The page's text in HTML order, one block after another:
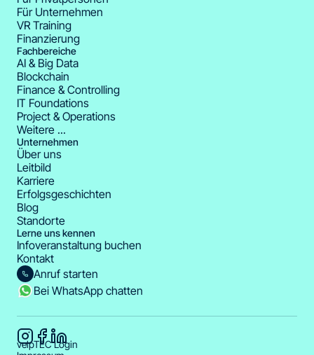
Für Unternehmen
VR Training
Finanzierung
Fachbereiche
AI & Big Data
Blockchain
Finance & Controlling
IT Foundations
Project & Operations
Weitere ...
Unternehmen
Über uns
Leitbild
Karriere
Erfolgsgeschichten
Blog
Standorte
Lerne uns kennen
Infoveranstaltung buchen
Kontakt
Anruf starten
Bei WhatsApp chatten
velpTEC Login